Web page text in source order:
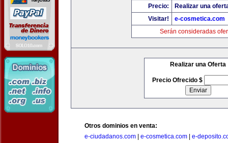
Precio:
Realizar una
Visitar!
e-cosmetica.com
Serán consideradas
Realizar una Oferta
Precio Ofrecido $
Otros dominios en venta:
e-ciudadanos.com
e-cosmetica.com e-